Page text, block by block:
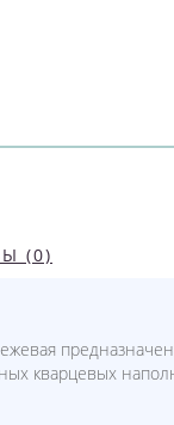
(0)
кварцевых